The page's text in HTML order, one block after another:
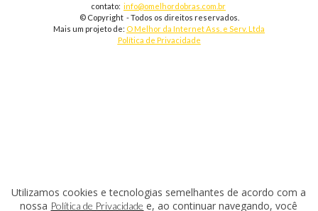
contato: info@omelhordobras.com.br
© Copyright - Todos os direitos reservados.
Mais um projeto de: O Melhor da Internet Ass. e Serv. Ltda
Política de Privacidade
Utilizamos cookies e tecnologias semelhantes de acordo com a
nossa Política de Privacidade e, ao continuar navegando, você